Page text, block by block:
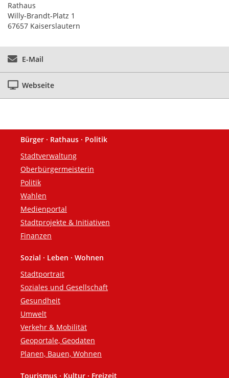
Rathaus
Willy-Brandt-Platz 1
67657 Kaiserslautern
E-Mail
Webseite
Fußzeile
Bürger · Rathaus · Politik
Stadtverwaltung
Oberbürgermeisterin
Politik
Wahlen
Medienportal
Stadtprojekte & Initiativen
Finanzen
Sozial · Leben · Wohnen
Stadtportrait
Soziales und Gesellschaft
Gesundheit
Umwelt
Verkehr & Mobilität
Geoportale, Geodaten
Planen, Bauen, Wohnen
Tourismus · Kultur · Freizeit